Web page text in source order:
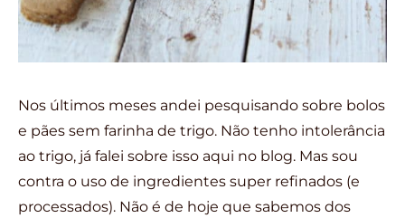
Nos últimos meses andei pesquisando sobre bolos
e pães sem farinha de trigo. Não tenho intolerância
ao trigo, já falei sobre isso aqui no blog. Mas sou
contra o uso de ingredientes super refinados (e
processados). Não é de hoje que sabemos dos